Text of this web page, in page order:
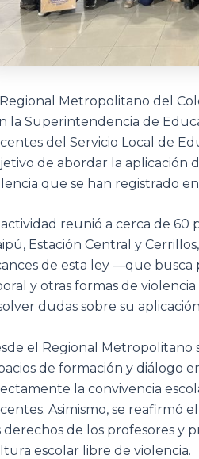
Metropolitano del
la Superintendencia de
del Servicio Local de
de abordar la aplicación
que se han registrado
actividad reunió a cerca de 60
Estación Central y
de esta ley —que busca
y otras formas de
dudas sobre su
el Regional Metropolitano
de formación y diálogo
la convivencia
Asimismo, se reafirmó
derechos de los profesores y
escolar libre de violencia.